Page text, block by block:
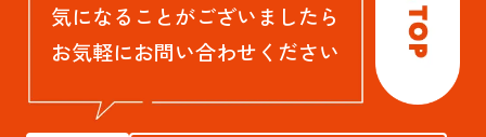
気になることがございましたら
お気軽にお問い合わせください